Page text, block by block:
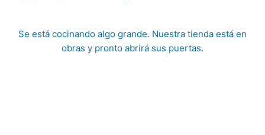
Se está cocinando algo grande. Nuestra tienda está en
obras y pronto abrirá sus puertas.